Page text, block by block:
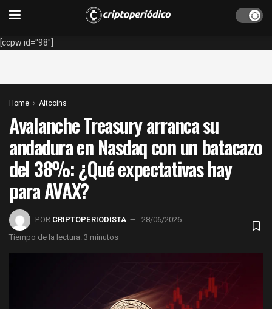
[ccpw id="98"]
Home Altcoins
Avalanche Treasury arranca su
andadura en Nasdaq con un batacazo
del 38%: ¿Qué expectativas hay
para AVAX?
POR CRIPTOPERIODISTA
28/06/2026
Tiempo de la lectura: 3 minutos